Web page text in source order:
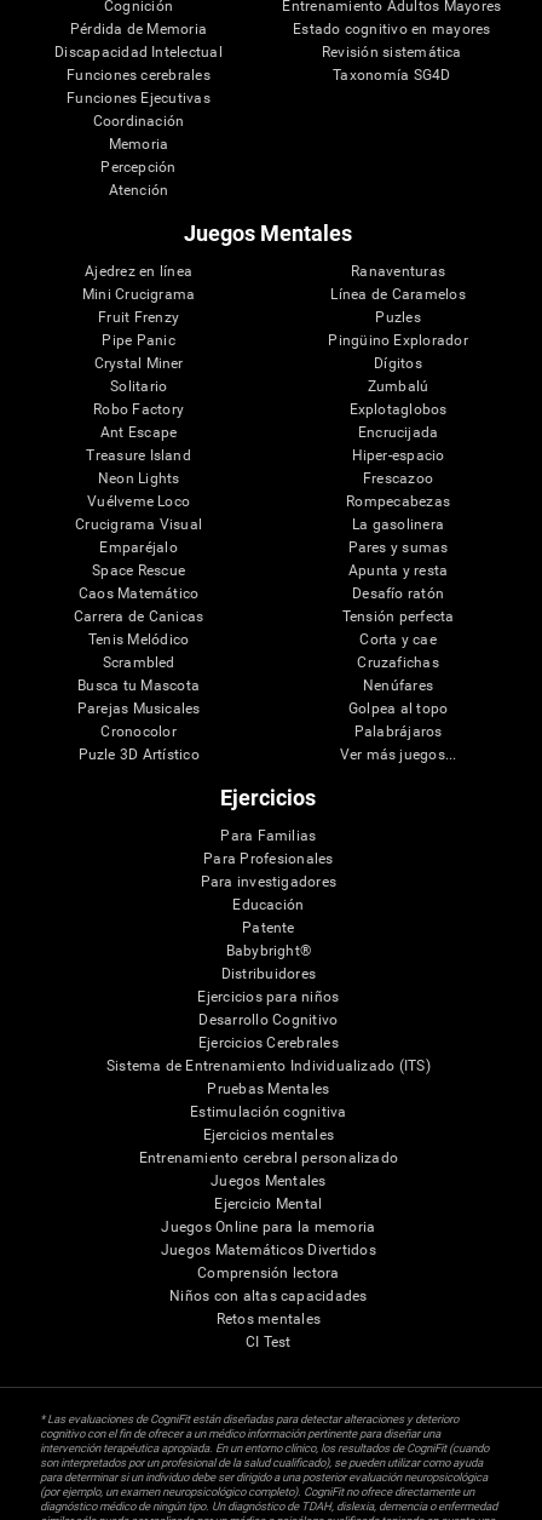
Cognición
Pérdida de Memoria
Discapacidad Intelectual
Funciones cerebrales
Funciones Ejecutivas
Coordinación
Memoria
Percepción
Atención
Entrenamiento Adultos Mayores
Estado cognitivo en mayores
Revisión sistemática
Taxonomía SG4D
Juegos Mentales
Ajedrez en línea
Mini Crucigrama
Fruit Frenzy
Pipe Panic
Crystal Miner
Solitario
Robo Factory
Ant Escape
Treasure Island
Neon Lights
Vuélveme Loco
Crucigrama Visual
Emparéjalo
Space Rescue
Caos Matemático
Carrera de Canicas
Tenis Melódico
Scrambled
Busca tu Mascota
Parejas Musicales
Cronocolor
Puzle 3D Artístico
Ranaventuras
Línea de Caramelos
Puzles
Pingüino Explorador
Dígitos
Zumbalú
Explotaglobos
Encrucijada
Hiper-espacio
Frescazoo
Rompecabezas
La gasolinera
Pares y sumas
Apunta y resta
Desafío ratón
Tensión perfecta
Corta y cae
Cruzafichas
Nenúfares
Golpea al topo
Palabrájaros
Ver más juegos...
Ejercicios
Para Familias
Para Profesionales
Para investigadores
Educación
Patente
Babybright®
Distribuidores
Ejercicios para niños
Desarrollo Cognitivo
Ejercicios Cerebrales
Sistema de Entrenamiento Individualizado (ITS)
Pruebas Mentales
Estimulación cognitiva
Ejercicios mentales
Entrenamiento cerebral personalizado
Juegos Mentales
Ejercicio Mental
Juegos Online para la memoria
Juegos Matemáticos Divertidos
Comprensión lectora
Niños con altas capacidades
Retos mentales
CI Test
* Las evaluaciones de CogniFit están diseñadas para detectar alteraciones y deterioro
cognitivo con el fin de ofrecer a un médico información pertinente para diseñar una
intervención terapéutica apropiada. En un entorno clínico, los resultados de CogniFit (cuando
son interpretados por un profesional de la salud cualificado), se pueden utilizar como ayuda
para determinar si un individuo debe ser dirigido a una posterior evaluación neuropsicológica
(por ejemplo, un examen neuropsicológico completo). CogniFit no ofrece directamente un
diagnóstico médico de ningún tipo. Un diagnóstico de TDAH, dislexia, demencia o enfermedad